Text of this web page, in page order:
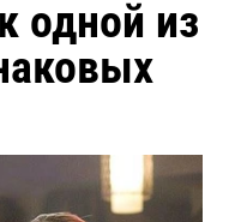
одной из